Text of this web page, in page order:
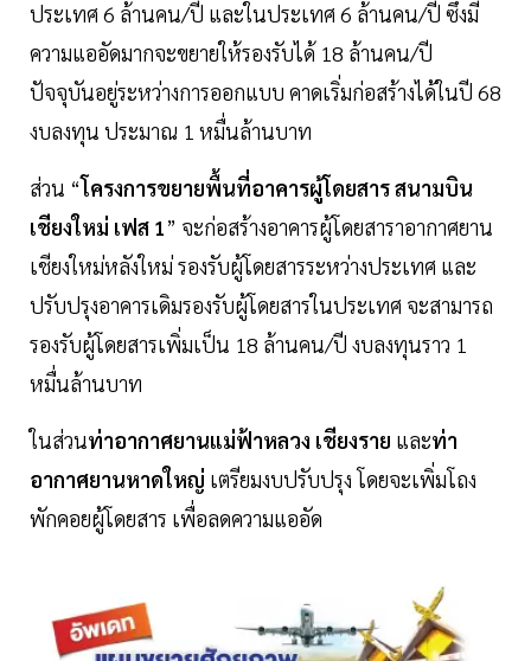
ประเทศ 6 ล้านคน/ปี และในประเทศ 6 ล้านคน/ปี ซึ่งมี
ความแออัดมากจะขยายให้รองรับได้ 18 ล้านคน/ปี
ปัจจุบันอยู่ระหว่างการออกแบบ คาดเริ่มก่อสร้างได้ในปี 68
งบลงทุน ประมาณ 1 หมื่นล้านบาท
ส่วน “โครงการขยายพื้นที่อาคารผู้โดยสาร สนามบิน
เชียงใหม่ เฟส 1” จะก่อสร้างอาคารผู้โดยสาราอากาศยาน
เชียงใหม่หลังใหม่ รองรับผู้โดยสารระหว่างประเทศ และ
ปรับปรุงอาคารเดิมรองรับผู้โดยสารในประเทศ จะสามารถ
รองรับผู้โดยสารเพิ่มเป็น 18 ล้านคน/ปี งบลงทุนราว 1
หมื่นล้านบาท
ในส่วนท่าอากาศยานแม่ฟ้าหลวง เชียงราย และท่า
อากาศยานหาดใหญ่ เตรียมงบปรับปรุง โดยจะเพิ่มโถง
พักคอยผู้โดยสาร เพื่อลดความแออัด